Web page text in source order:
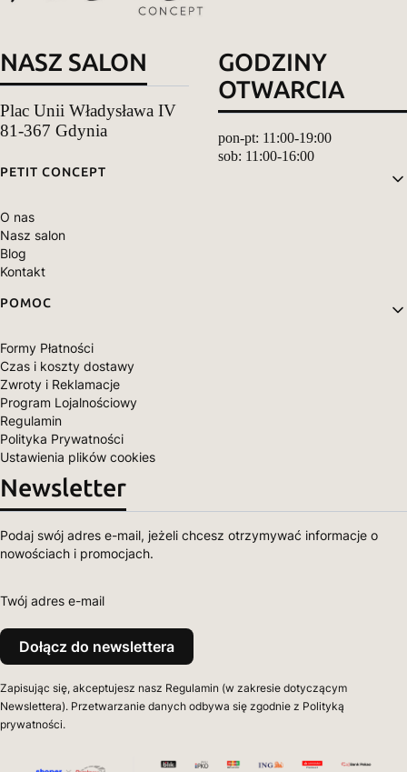
NASZ SALON
Plac Unii Władysława IV
81-367 Gdynia
GODZINY
OTWARCIA
pon-pt: 11:00-19:00
sob: 11:00-16:00
Linki w stopce
PETIT CONCEPT
O nas
Nasz salon
Blog
Kontakt
POMOC
Formy Płatności
Czas i koszty dostawy
Zwroty i Reklamacje
Program Lojalnościowy
Regulamin
Polityka Prywatności
Ustawienia plików cookies
Newsletter
Podaj swój adres e-mail, jeżeli chcesz otrzymywać informacje o
nowościach i promocjach.
Twój adres e-mail
Dołącz do newslettera
Zapisując się, akceptujesz nasz Regulamin (w zakresie dotyczącym
Newslettera). Przetwarzanie danych odbywa się zgodnie z Polityką
prywatności.